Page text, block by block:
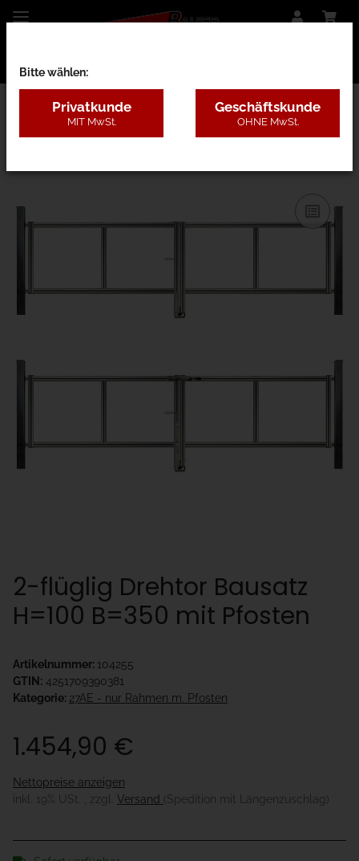
27AE - nur Rahmen m. Pfosten
2-flüglig Drehtor Bausatz
H=100 B=350 mit Pfosten
Artikelnummer: 104255
GTIN: 4251709390381
Kategorie: 27AE - nur Rahmen m. Pfosten
1.454,90 €
Nettopreise anzeigen
inkl. 19% USt. , zzgl. Versand (Spedition mit Längenzuschlag)
Bitte wählen:
Privatkunde
MIT MwSt.
Geschäftskunde
OHNE MwSt.